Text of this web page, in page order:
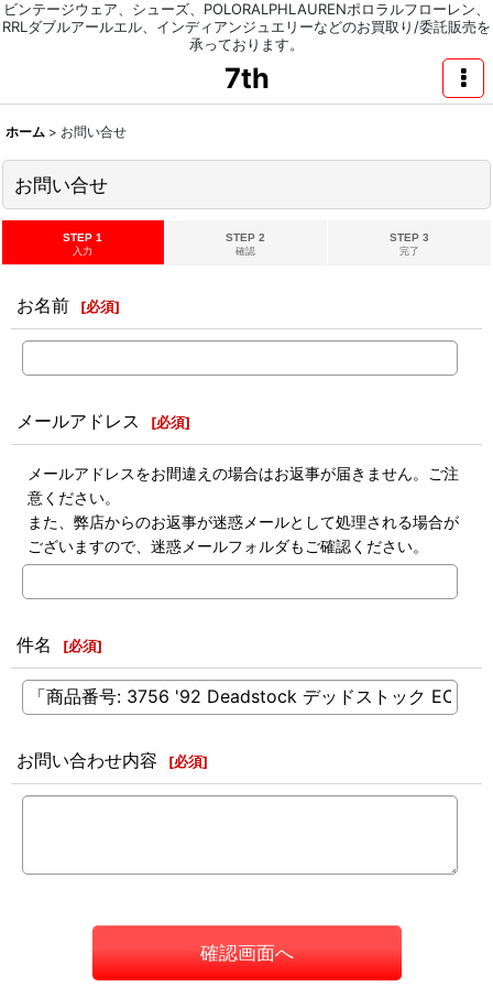
ビンテージウェア、シューズ、POLORALPHLAURENポロラルフローレン、
RRLダブルアールエル、インディアンジュエリーなどのお買取り/委託販売を
承っております。
7th
ホーム > お問い合せ
お問い合せ
STEP 1
入力
STEP 2
確認
STEP 3
完了
お名前 [必須]
メールアドレス [必須]
メールアドレスをお間違えの場合はお返事が届きません。ご注
意ください。
また、弊店からのお返事が迷惑メールとして処理される場合が
ございますので、迷惑メールフォルダもご確認ください。
件名 [必須]
お問い合わせ内容 [必須]
確認画面へ